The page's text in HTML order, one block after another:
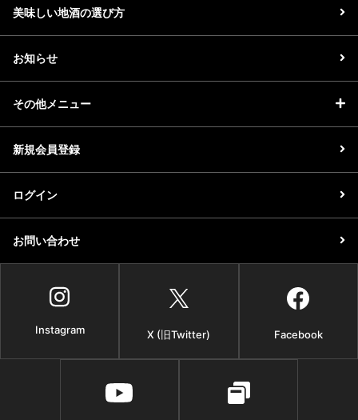
美味しい地酒の選び方
お知らせ
その他メニュー
新規会員登録
ログイン
お問い合わせ
Instagram X (旧Twitter) Facebook